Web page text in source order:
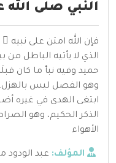
النبي صلى
الذي لا يأتيه الباطل من
حميد وفيه نبأ ما كان
وهو الفصل ليس
ابتغى الهدى في غيره
الذكر الحكيم، وهو
الأهواء
المؤلف: عبد الودود